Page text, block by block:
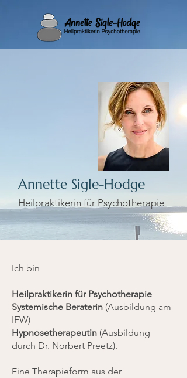
Annette Sigle-Hodge
Heilpraktikerin für Psychotherapie
Ich bin​
Heilpraktikerin für Psychotherapie
Systemische Beraterin (Ausbildung am
IFW)
Hypnosetherapeutin (Ausbildung
durch Dr. Norbert Preetz). ​
Eine Therapieform aus der